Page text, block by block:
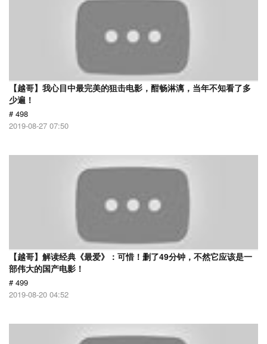
【越哥】我心目中最完美的狙击电影，酣畅淋漓，当年不知看了多
少遍！
# 498
2019-08-27 07:50
【越哥】解读经典《最爱》：可惜！删了49分钟，不然它应该是一
部伟大的国产电影！
# 499
2019-08-20 04:52